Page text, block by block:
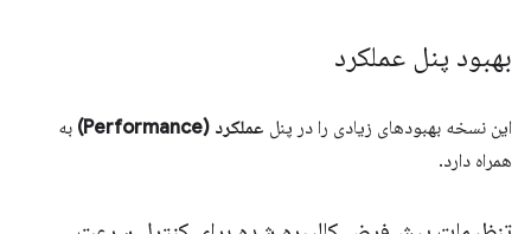
بهبود پنل عملکرد
این نسخه بهبودهای زیادی را در پنل عملکرد (Performance)
به
همراه دارد.